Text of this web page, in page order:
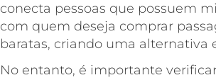
conecta pessoas que possuem
com quem deseja comprar
baratas, criando uma alternativa
No entanto, é importante